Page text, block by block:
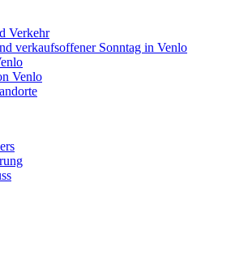
Verkehr
verkaufsoffener Sonntag in Venlo
Venlo